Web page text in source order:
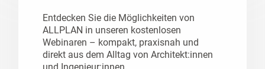
Entdecken Sie die Möglichkeiten von
ALLPLAN in unseren kostenlosen
Webinaren – kompakt, praxisnah und
direkt aus dem Alltag von Architekt:innen